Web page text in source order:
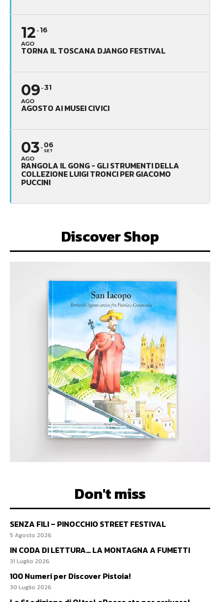
12
AGO
16
TORNA IL TOSCANA DJANGO FESTIVAL
09
AGO
31
AGOSTO AI MUSEI CIVICI
03
AGO
06
SET
RANGOLA IL GONG - GLI STRUMENTI DELLA
COLLEZIONE LUIGI TRONCI PER GIACOMO
PUCCINI
Discover Shop
Don't miss
SENZA FILI – PINOCCHIO STREET FESTIVAL
5 Agosto 2026
IN CODA DI LETTURA… LA MONTAGNA A FUMETTI
31 Luglio 2026
100 Numeri per Discover Pistoia!
30 Luglio 2026